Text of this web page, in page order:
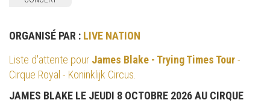
ORGANISÉ PAR : LIVE NATION
Liste d'attente pour James Blake - Trying Times Tour-
Cirque Royal - Koninklijk Circus.
JAMES BLAKE LE JEUDI 8 OCTOBRE 2026 AU CIRQUE